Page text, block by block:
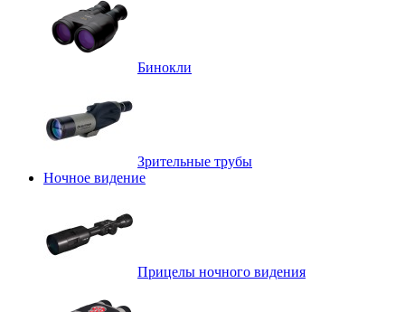
Бинокли
Зрительные трубы
Ночное видение
Прицелы ночного видения